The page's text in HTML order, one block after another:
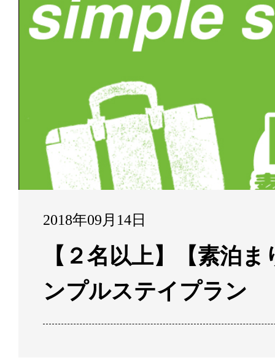
2018年09月14日
【２名以上】【素泊ま
ンプルステイプラン